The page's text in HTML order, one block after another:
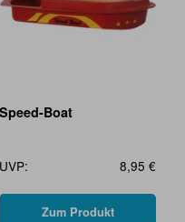
Speed-Boat
UVP: 8,95 €
Zum Produkt